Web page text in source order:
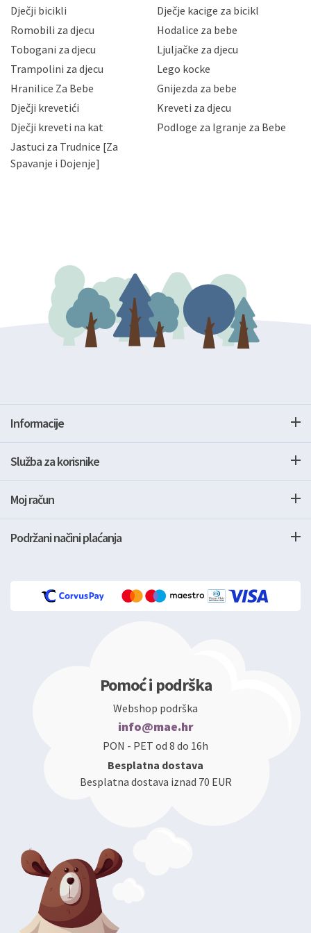
gubitka ili uništenja. Mae.hr štiti privatnost svojih
korisnika i posjetitelja web stranica, čuva povjerljivost
Vaših osobnih podataka te omogućava pristup i
priopćavanje osobnih podataka samo onim svojim
zaposlenicima kojima su isti potrebni radi provedbe
slučajevima koji su dozvoljeni zakonima. Napominjemo
da možete u svako doba, u potpunosti ili djelomice,
zatražiti prestanak aktivnosti obrade Vaših osobnih
podataka. Opoziv privole možete podnijeti poštom na
gore navedenu adresu ili e-mailom na adresu:
Dječji bicikli
Dječje kacige za bicikl
Romobili za djecu
Hodalice za bebe
Tobogani za djecu
Ljuljačke za djecu
Trampolini za djecu
Lego kocke
Hranilice Za Bebe
Gnijezda za bebe
Dječji krevetići
Kreveti za djecu
Dječji kreveti na kat
Podloge za Igranje za Bebe
Jastuci za Trudnice [Za
Spavanje i Dojenje]
Informacije
Služba za korisnike
Moj račun
Podržani načini plaćanja
Pomoć i podrška
Webshop podrška
info@mae.hr
PON - PET od 8 do 16h
Besplatna dostava
Besplatna dostava iznad 70 EUR